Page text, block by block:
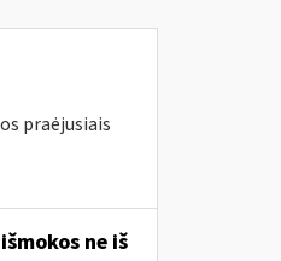
praėjusiais
ne iš